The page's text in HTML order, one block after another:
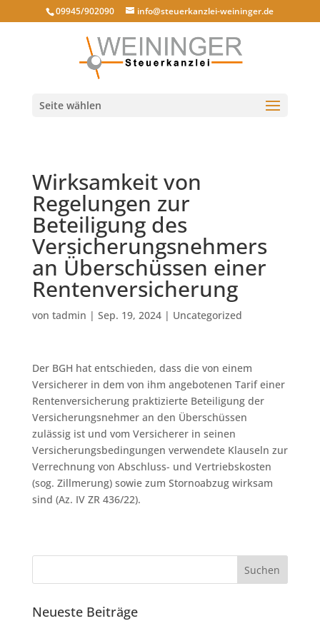
09945/902090 info@steuerkanzlei-weininger.de
Seite wählen
Wirksamkeit von
Regelungen zur
Beteiligung des
Versicherungsnehmers
an Überschüssen einer
Rentenversicherung
von tadmin | Sep. 19, 2024| Uncategorized
Der BGH hat entschieden, dass die von einem
Versicherer in dem von ihm angebotenen Tarif einer
Rentenversicherung praktizierte Beteiligung der
Versicherungsnehmer an den Überschüssen
zulässig ist und vom Versicherer in seinen
Versicherungsbedingungen verwendete Klauseln zur
Verrechnung von Abschluss- und Vertriebskosten
(sog. Zillmerung) sowie zum Stornoabzug wirksam
sind (Az. IV ZR 436/22).
Neueste Beiträge